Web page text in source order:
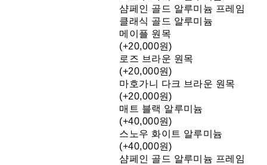
샴페인 골드 알루미늄 프레임
클래식 골드 알루미늄
메이플 원목
(+20,000원)
로즈 브라운 원목
(+20,000원)
마호가니 다크 브라운 원목
(+20,000원)
매트 블랙 알루미늄
(+40,000원)
스노우 화이트 알루미늄
(+40,000원)
샴페인 골드 알루미늄 프레임